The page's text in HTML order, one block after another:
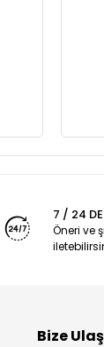
7 / 24
Öneri ve
Bize